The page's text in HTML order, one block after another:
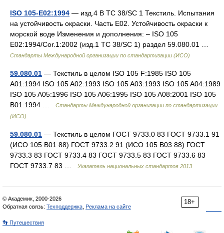
ISO 105-E02:1994 — изд.4 B TC 38/SC 1 Текстиль. Испытания
на устойчивость окраски. Часть Е02. Устойчивость окраски к
морской воде Изменения и дополнения: – ISO 105
E02:1994/Cor.1:2002 (изд.1 TC 38/SC 1) раздел 59.080.01 …
Стандарты Международной организации по стандартизации (ИСО)
59.080.01 — Текстиль в целом ISO 105 F:1985 ISO 105
A01:1994 ISO 105 A02:1993 ISO 105 A03:1993 ISO 105 A04:1989
ISO 105 A05:1996 ISO 105 A06:1995 ISO 105 A08:2001 ISO 105
B01:1994 …
Стандарты Международной организации по стандартизации
(ИСО)
59.080.01 — Текстиль в целом ГОСТ 9733.0 83 ГОСТ 9733.1 91
(ИСО 105 B01 88) ГОСТ 9733.2 91 (ИСО 105 B03 88) ГОСТ
9733.3 83 ГОСТ 9733.4 83 ГОСТ 9733.5 83 ГОСТ 9733.6 83
ГОСТ 9733.7 83 …
Указатель национальных стандартов 2013
18+
© Академик, 2000-2026
Обратная связь: Техподдержка Реклама на сайте
👣 Путешествия